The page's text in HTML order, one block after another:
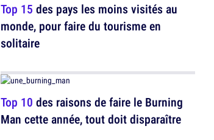
Top 15 des pays les moins visités au
monde, pour faire du tourisme en
solitaire
Top 10 des raisons de faire le Burning
Man cette année, tout doit disparaître